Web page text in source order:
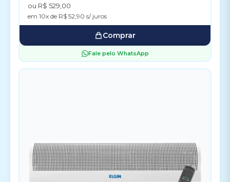
ou R$ 529,00
em 10x de R$ 52,90 s/ juros
Comprar
Fale pelo WhatsApp